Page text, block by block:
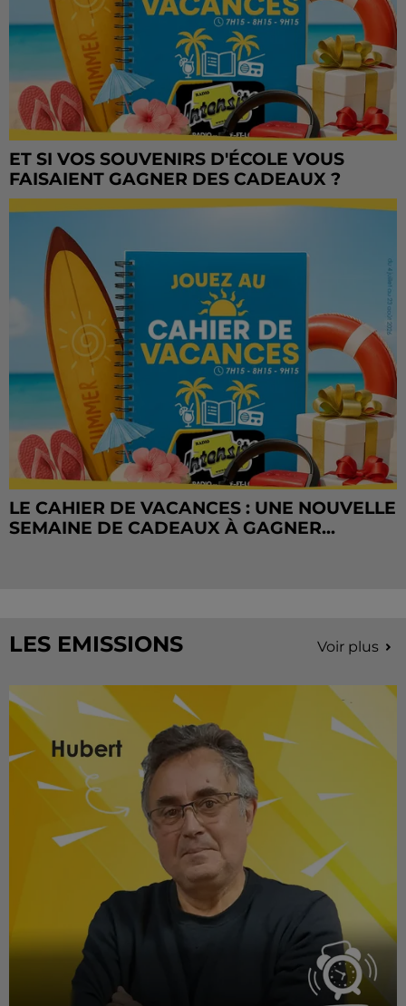
ET SI VOS SOUVENIRS D'ÉCOLE VOUS
FAISAIENT GAGNER DES CADEAUX ?
LE CAHIER DE VACANCES : UNE NOUVELLE
SEMAINE DE CADEAUX À GAGNER...
LES EMISSIONS Voir plus